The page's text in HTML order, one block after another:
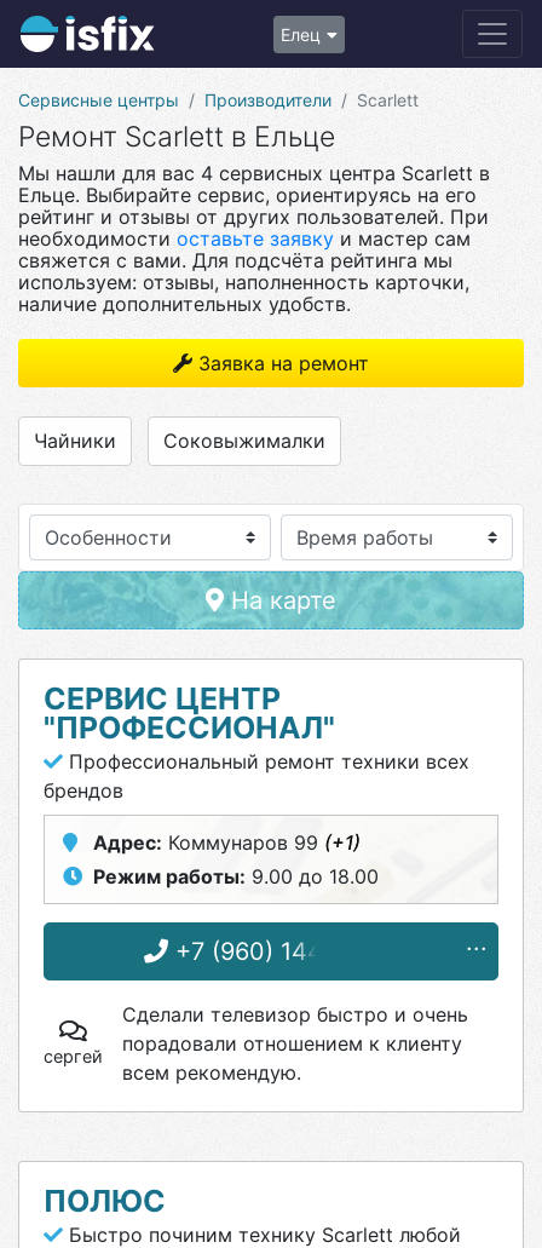
Елец
Сервисные центры Производители Scarlett
Ремонт Scarlett в Ельце
Мы нашли для вас 4 сервисных центра Scarlett в
Ельце. Выбирайте сервис, ориентируясь на его
рейтинг и отзывы от других пользователей. При
необходимости оставьте заявку и мастер сам
свяжется с вами. Для подсчёта рейтинга мы
используем: отзывы, наполненность карточки,
наличие дополнительных удобств.
Заявка на ремонт
Чайники Соковыжималки
Особенности
На карте
СЕРВИС ЦЕНТР
"ПРОФЕССИОНАЛ"
Профессиональный ремонт техники всех
брендов
Адрес: Коммунаров 99 (+1)
Режим работы: 9.00 до 18.00
+7 (960) 144-75-91
сергей
Сделали телевизор быстро и очень
порадовали отношением к клиенту
всем рекомендую.
ПОЛЮС
Быстро починим технику Scarlett любой